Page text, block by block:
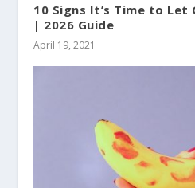
10 Signs It’s Time to Let
| 2026 Guide
April 19, 2021